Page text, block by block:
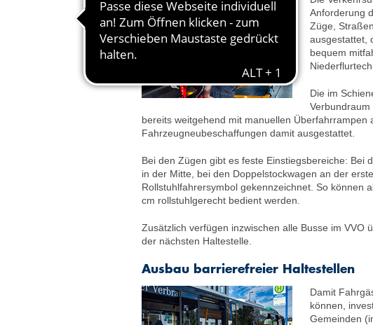
Anforderung
Züge,
ausgestattet,
bequem
Die im
bereits weitgehend mit manuellen
Fahrzeugneubeschaffungen damit ausgestattet.
Bei den Zügen gibt es feste Einstiegsbereiche: Bei
in der Mitte, bei den Doppelstockwagen an der
Rollstuhlfahrersymbol gekennzeichnet. So können
cm rollstuhlgerecht bedient werden.
Zusätzlich verfügen inzwischen alle Busse im VVO
der nächsten Haltestelle.
Ausbau barrierefreier Haltestellen
Damit
können,
Gemeinden